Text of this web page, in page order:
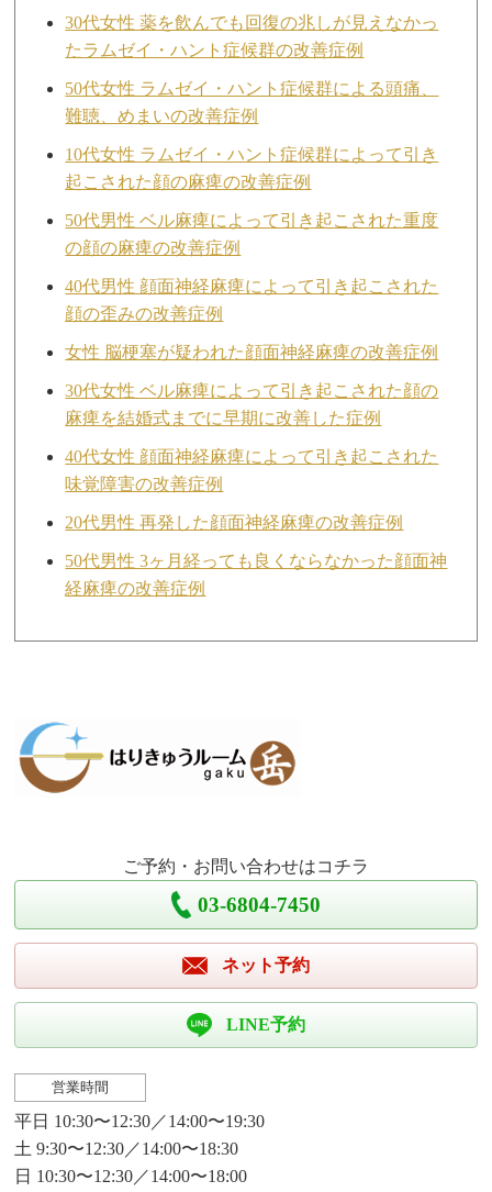
30代女性 薬を飲んでも回復の兆しが見えなかっ
たラムゼイ・ハント症候群の改善症例
50代女性 ラムゼイ・ハント症候群による頭痛、
難聴、めまいの改善症例
10代女性 ラムゼイ・ハント症候群によって引き
起こされた顔の麻痺の改善症例
50代男性 ベル麻痺によって引き起こされた重度
の顔の麻痺の改善症例
40代男性 顔面神経麻痺によって引き起こされた
顔の歪みの改善症例
女性 脳梗塞が疑われた顔面神経麻痺の改善症例
30代女性 ベル麻痺によって引き起こされた顔の
麻痺を結婚式までに早期に改善した症例
40代女性 顔面神経麻痺によって引き起こされた
味覚障害の改善症例
20代男性 再発した顔面神経麻痺の改善症例
50代男性 3ヶ月経っても良くならなかった顔面神
経麻痺の改善症例
ご予約・お問い合わせはコチラ
03-6804-7450
ネット予約
LINE予約
営業時間
平日 10:30〜12:30／14:00〜19:30
土 9:30〜12:30／14:00〜18:30
日 10:30〜12:30／14:00〜18:00